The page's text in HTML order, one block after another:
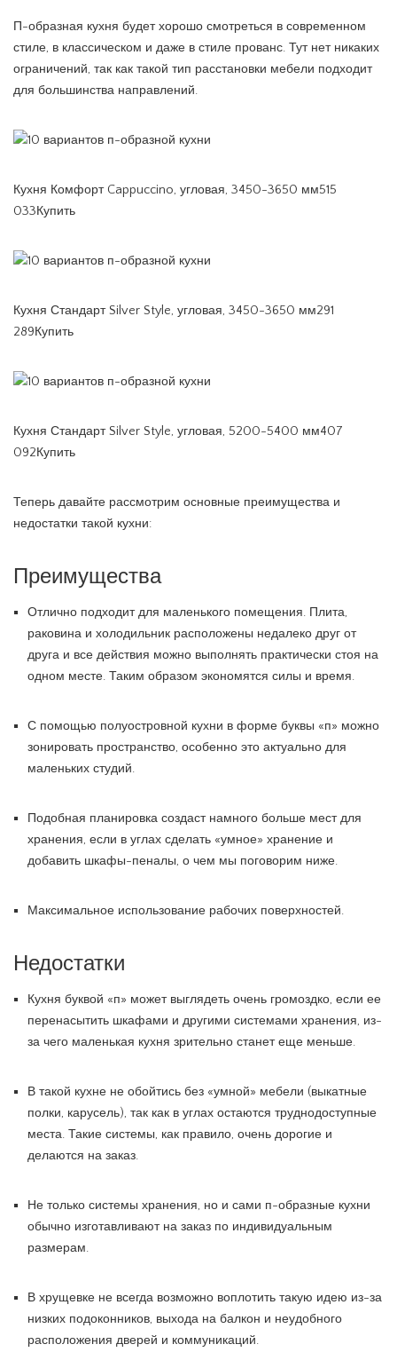
П-образная кухня будет хорошо смотреться в современном
стиле, в классическом и даже в стиле прованс. Тут нет никаких
ограничений, так как такой тип расстановки мебели подходит
для большинства направлений.
Кухня Комфорт Cappuccino, угловая, 3450-3650 мм515
033Купить
Кухня Стандарт Silver Style, угловая, 3450-3650 мм291
289Купить
Кухня Стандарт Silver Style, угловая, 5200-5400 мм407
092Купить
Теперь давайте рассмотрим основные преимущества и
недостатки такой кухни:
Преимущества
Отлично подходит для маленького помещения. Плита,
раковина и холодильник расположены недалеко друг от
друга и все действия можно выполнять практически стоя на
одном месте. Таким образом экономятся силы и время.
С помощью полуостровной кухни в форме буквы «п» можно
зонировать пространство, особенно это актуально для
маленьких студий.
Подобная планировка создаст намного больше мест для
хранения, если в углах сделать «умное» хранение и
добавить шкафы-пеналы, о чем мы поговорим ниже.
Максимальное использование рабочих поверхностей.
Недостатки
Кухня буквой «п» может выглядеть очень громоздко, если ее
перенасытить шкафами и другими системами хранения, из-
за чего маленькая кухня зрительно станет еще меньше.
В такой кухне не обойтись без «умной» мебели (выкатные
полки, карусель), так как в углах остаются труднодоступные
места. Такие системы, как правило, очень дорогие и
делаются на заказ.
Не только системы хранения, но и сами п-образные кухни
обычно изготавливают на заказ по индивидуальным
размерам.
В хрущевке не всегда возможно воплотить такую идею из-за
низких подоконников, выхода на балкон и неудобного
расположения дверей и коммуникаций.